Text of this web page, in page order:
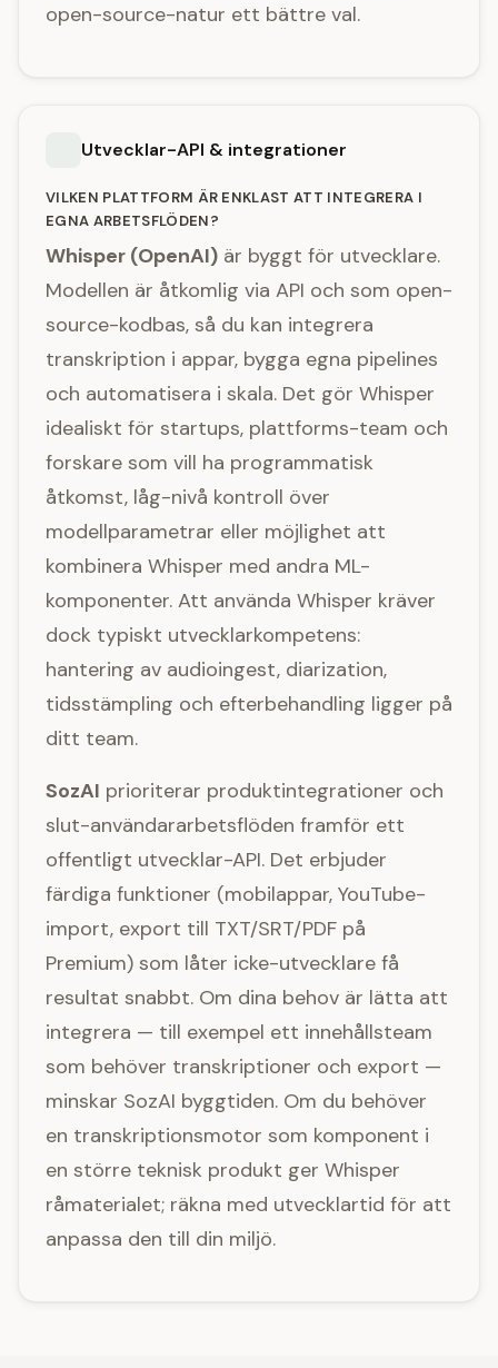
open-source-natur ett bättre val.
Utvecklar-API & integrationer
VILKEN PLATTFORM ÄR ENKLAST ATT INTEGRERA I
EGNA ARBETSFLÖDEN?
Whisper (OpenAI) är byggt för utvecklare.
Modellen är åtkomlig via API och som open-
source-kodbas, så du kan integrera
transkription i appar, bygga egna pipelines
och automatisera i skala. Det gör Whisper
idealiskt för startups, plattforms-team och
forskare som vill ha programmatisk
åtkomst, låg-nivå kontroll över
modellparametrar eller möjlighet att
kombinera Whisper med andra ML-
komponenter. Att använda Whisper kräver
dock typiskt utvecklarkompetens:
hantering av audioingest, diarization,
tidsstämpling och efterbehandling ligger på
ditt team.
SozAI prioriterar produktintegrationer och
slut-användararbetsflöden framför ett
offentligt utvecklar-API. Det erbjuder
färdiga funktioner (mobilappar, YouTube-
import, export till TXT/SRT/PDF på
Premium) som låter icke-utvecklare få
resultat snabbt. Om dina behov är lätta att
integrera — till exempel ett innehållsteam
som behöver transkriptioner och export —
minskar SozAI byggtiden. Om du behöver
en transkriptionsmotor som komponent i
en större teknisk produkt ger Whisper
råmaterialet; räkna med utvecklartid för att
anpassa den till din miljö.